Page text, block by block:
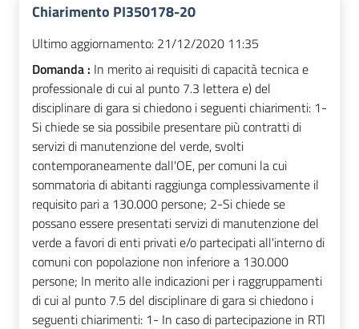
Chiarimento PI350178-20
Ultimo aggiornamento: 21/12/2020 11:35
Domanda : In merito ai requisiti di capacità tecnica e
professionale di cui al punto 7.3 lettera e) del
disciplinare di gara si chiedono i seguenti chiarimenti: 1-
Si chiede se sia possibile presentare più contratti di
servizi di manutenzione del verde, svolti
contemporaneamente dall'OE, per comuni la cui
sommatoria di abitanti raggiunga complessivamente il
requisito pari a 130.000 persone; 2-Si chiede se
possano essere presentati servizi di manutenzione del
verde a favori di enti privati e/o partecipati all'interno di
comuni con popolazione non inferiore a 130.000
persone; In merito alle indicazioni per i raggruppamenti
di cui al punto 7.5 del disciplinare di gara si chiedono i
seguenti chiarimenti: 1- In caso di partecipazione in RTI